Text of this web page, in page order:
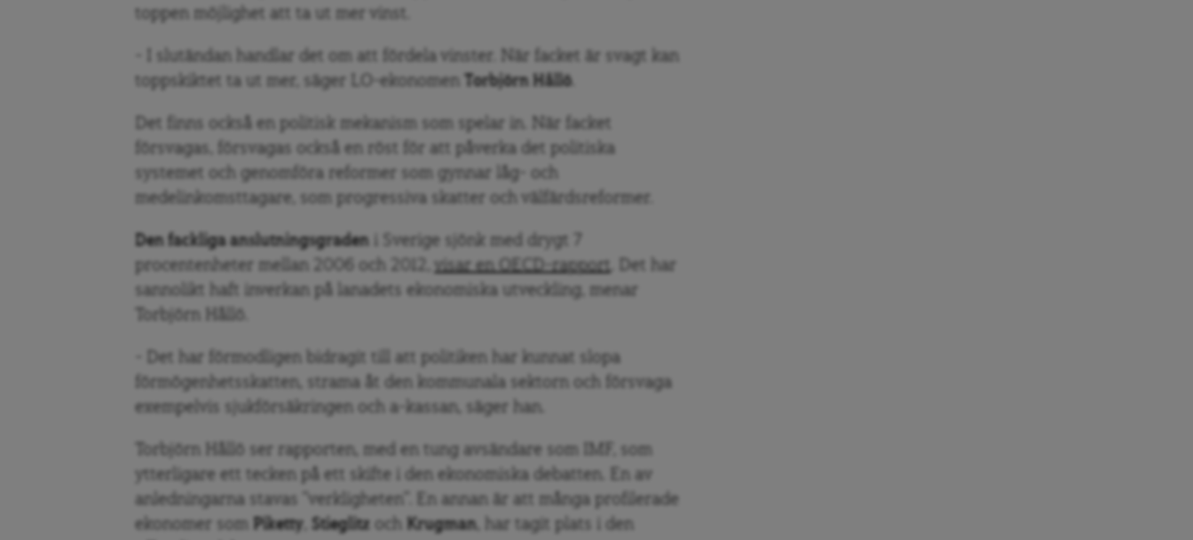
toppen möjlighet att ta ut mer vinst.
– I slutändan handlar det om att fördela vinster. När facket är svagt kan
toppskiktet ta ut mer, säger LO-ekonomen Torbjörn Hållö
Det finns också en politisk mekanism som spelar in. När facket
försvagas, försvagas också en röst för att påverka det politiska
systemet och genomföra reformer som gynnar låg- och
medelinkomsttagare, som progressiva skatter och välfärdsreformer.
Den fackliga anslutningsgraden i Sverige sjönk med drygt 7
procentenheter mellan 2006 och 2012, visar en OECD-rapport. Det har
sannolikt haft inverkan på lanadets ekonomiska utveckling, menar
– Det har förmodligen bidragit till att politiken har kunnat slopa
förmögenhetsskatten, strama åt den kommunala sektorn och försvaga
exempelvis sjukförsäkringen och a-kassan, säger han.
Torbjörn Hållö ser rapporten, med en tung avsändare som IMF, som
ytterligare ett tecken på ett skifte i den ekonomiska debatten. En av
anledningarna stavas ”verkligheten”. En annan är att många profilerade
ekonomer som Piketty Stieglitz och Krugman, har tagit plats i den